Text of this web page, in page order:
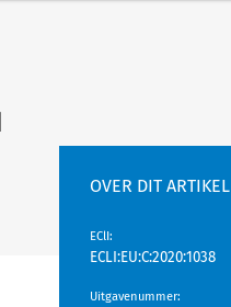
OVER DIT ARTIKEL
EClI:
ECLI:EU:C:2020:1038
Uitgavenummer: